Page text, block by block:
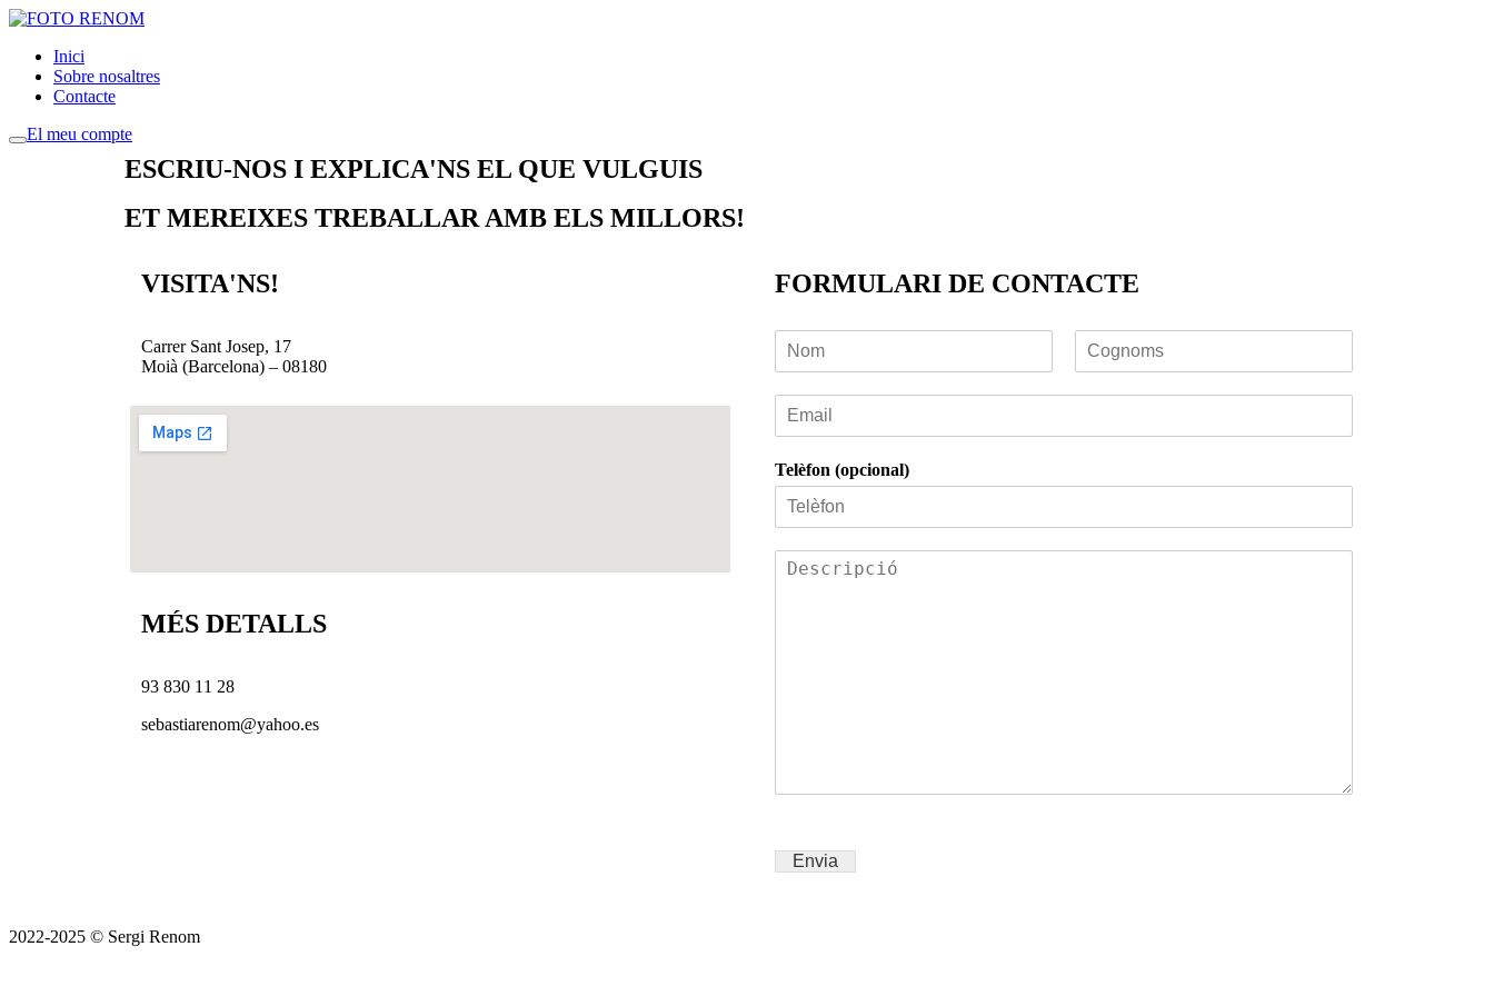
Inici
Sobre nosaltres
Contacte
El meu compte
ESCRIU-NOS I EXPLICA'NS EL QUE VULGUIS
ET MEREIXES TREBALLAR AMB ELS MILLORS!
VISITA'NS!
Carrer Sant Josep, 17
Moià (Barcelona) – 08180
MÉS DETALLS
93 830 11 28
sebastiarenom@yahoo.es
FORMULARI DE CONTACTE
Telèfon (opcional)
Envia
2022-2025 © Sergi Renom